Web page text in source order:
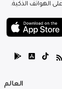
الهواتف الذكية.
العالم